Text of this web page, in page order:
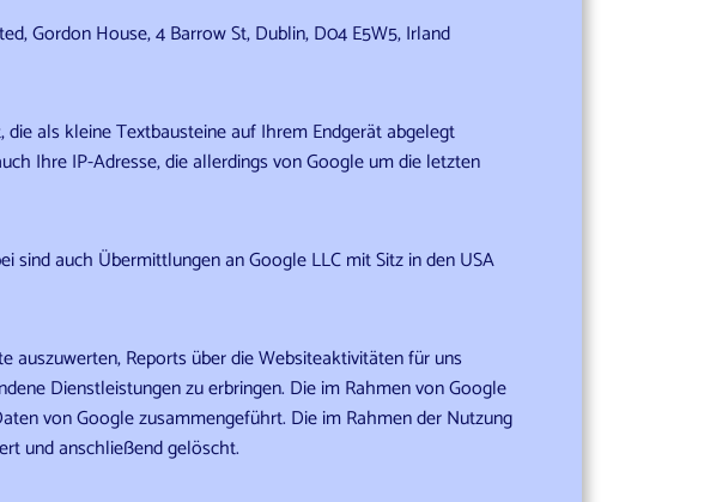
Gordon House, 4 Barrow St, Dublin, D04 E5W5, Irland
als kleine Textbausteine auf Ihrem Endgerät abgelegt
Ihre IP-Adresse, die allerdings von Google um die letzten
auch Übermittlungen an Google LLC mit Sitz in den USA
Reports über die Websiteaktivitäten für uns
Dienstleistungen zu erbringen. Die im Rahmen von Google
von Google zusammengeführt. Die im Rahmen der Nutzung
und anschließend gelöscht.